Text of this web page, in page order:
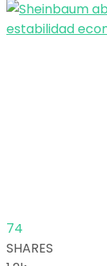
74
SHARES